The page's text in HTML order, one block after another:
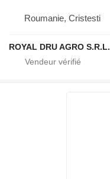
Roumanie, Cristesti
ROYAL DRU AGRO S.R.L.